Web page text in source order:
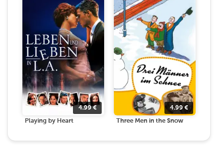
4.99€
Playing by Heart
4.99€
Three Men in the Snow